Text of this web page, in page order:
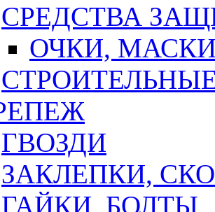
СРЕДСТВА
ОЧКИ,
ГВОЗДИ
ЗАКЛЕПКИ,
ГАЙКИ,